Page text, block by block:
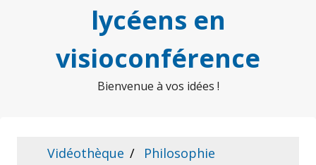
lycéens en
visioconférence
Bienvenue à vos idées !
Vidéothèque Philosophie